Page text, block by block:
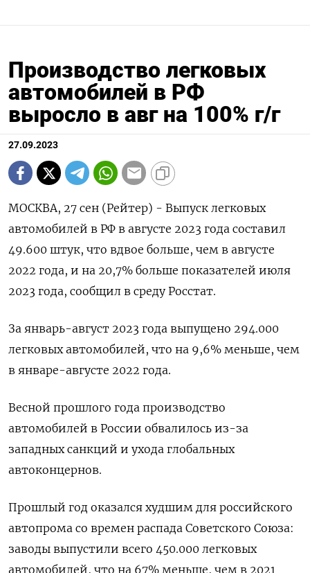
Производство легковых
автомобилей в РФ
выросло в авг на 100% г/г
27.09.2023
МОСКВА, 27 сен (Рейтер) - Выпуск легковых
автомобилей в РФ в августе 2023 года составил
49.600 штук, что вдвое больше, чем в августе
2022 года, и на 20,7% больше показателей июля
2023 года, сообщил в среду Росстат.
За январь-август 2023 года выпущено 294.000
легковых автомобилей, что на 9,6% меньше, чем
в январе-августе 2022 года.
Весной прошлого года производство
автомобилей в России обвалилось из-за
западных санкций и ухода глобальных
автоконцернов.
Прошлый год оказался худшим для российского
автопрома со времен распада Советского Союза:
заводы выпустили всего 450.000 легковых
автомобилей, что на 67% меньше, чем в 2021